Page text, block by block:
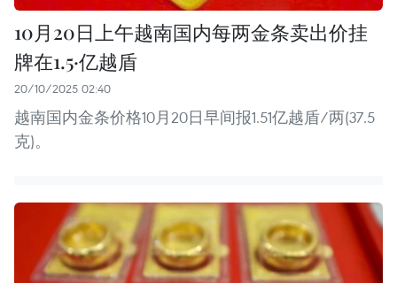
10月20日上午越南国内每两金条卖出价挂
牌在1.5·亿越盾
20/10/2025 02:40
越南国内金条价格10月20日早间报1.51亿越盾/两(37.5
克)。